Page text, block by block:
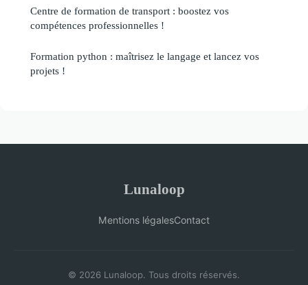
Centre de formation de transport : boostez vos
compétences professionnelles !
Formation python : maîtrisez le langage et lancez vos
projets !
Lunaloop
Mentions légalesContact
© 2026 Lunaloop. Tous droits réservés.